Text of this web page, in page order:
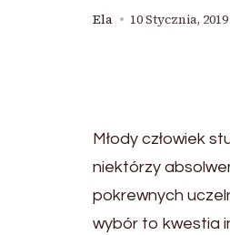
Ela 10 Stycznia, 2019
Młody człowiek
niektórzy
pokrewnych
wybór to kwestia